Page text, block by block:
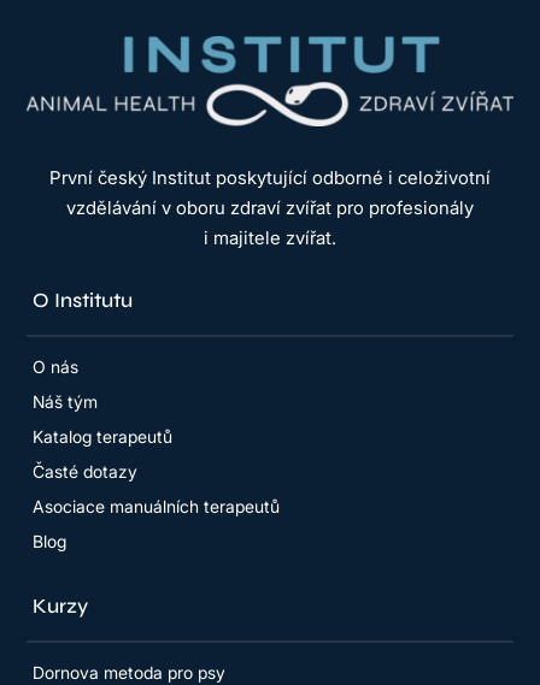
První český Institut poskytující odborné i celoživotní
vzdělávání v oboru zdraví zvířat pro profesionály
i majitele zvířat.
O Institutu
O nás
Náš tým
Katalog terapeutů
Časté dotazy
Asociace manuálních terapeutů
Blog
Kurzy
Dornova metoda pro psy